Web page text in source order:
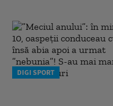
DIGI SPORT